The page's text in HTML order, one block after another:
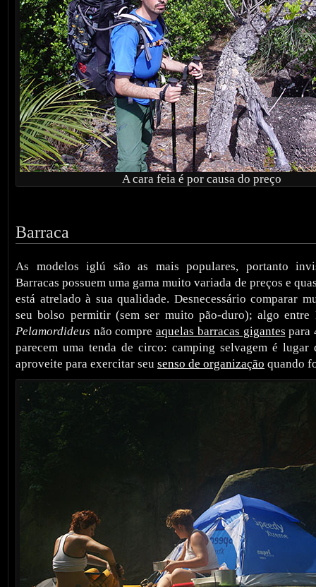
A cara feia é por causa do preço
Barraca
As modelos iglú são as mais populares, portanto
Barracas possuem uma gama muito variada de preços e
está atrelado à sua qualidade. Desnecessário comparar
seu bolso permitir (sem ser muito pão-duro); algo
Pelamordideus não compreaquelas barracas gigantes para
parecem uma tenda de circo: camping selvagem é lugar
aproveite para exercitar seu senso de organização quando